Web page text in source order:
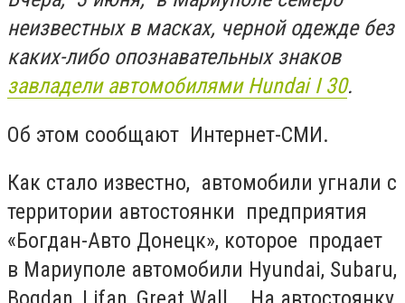
неизвестных в масках, черной одежде без
каких-либо опознавательных знаков
завладели автомобилями Hundai І 30.
Об этом сообщают Интернет-СМИ.
Как стало известно, автомобили угнали с
территории автостоянки предприятия
«Богдан-Авто Донецк», которое продает
в Мариуполе автомобили Hyundai, Subaru,